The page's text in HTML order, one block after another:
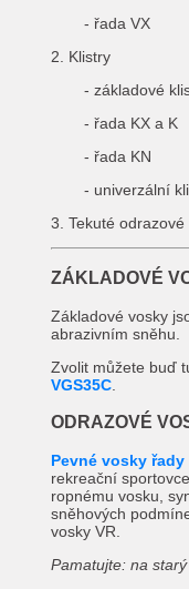
- řada VX
2. Klistry
- základové
- řada KX a K
- řada KN
- univerzální
3. Tekuté
ZÁKLADOVÉ
Základové vosky
abrazivním sněhu.
Zvolit můžete buď
VGS35C
ODRAZOVÉ
Pevné vosky řady
rekreační
ropnému vosku,
sněhových
vosky VR.
Pamatujte: na